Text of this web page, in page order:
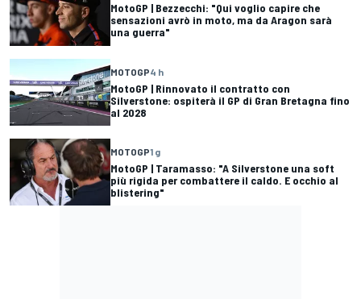
MotoGP | Bezzecchi: "Qui voglio capire che
sensazioni avrò in moto, ma da Aragon sarà
una guerra"
MOTOGP4 h
MotoGP | Rinnovato il contratto con
Silverstone: ospiterà il GP di Gran Bretagna fino
al 2028
MOTOGP1 g
MotoGP | Taramasso: "A Silverstone una soft
più rigida per combattere il caldo. E occhio al
blistering"